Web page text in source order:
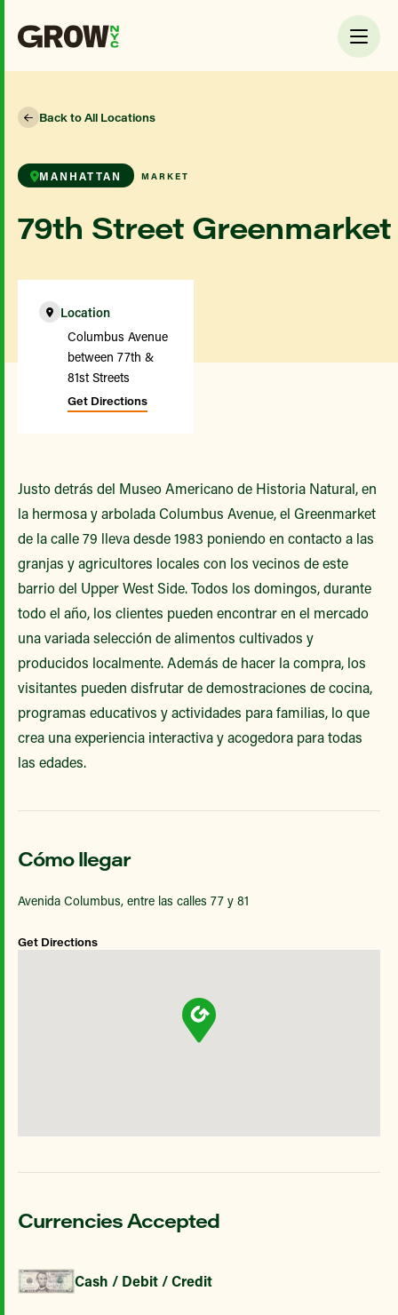
Back to All Locations
MANHATTAN MARKET
79th Street Greenmarket
Location
Columbus Avenue
between 77th &
81st Streets
Get Directions
Justo detrás del Museo Americano de Historia Natural, en
la hermosa y arbolada Columbus Avenue, el Greenmarket
de la calle 79 lleva desde 1983 poniendo en contacto a las
granjas y agricultores locales con los vecinos de este
barrio del Upper West Side. Todos los domingos, durante
todo el año, los clientes pueden encontrar en el mercado
una variada selección de alimentos cultivados y
producidos localmente. Además de hacer la compra, los
visitantes pueden disfrutar de demostraciones de cocina,
programas educativos y actividades para familias, lo que
crea una experiencia interactiva y acogedora para todas
las edades.
Cómo llegar
Avenida Columbus, entre las calles 77 y 81
Get Directions
Currencies Accepted
Cash / Debit / Credit